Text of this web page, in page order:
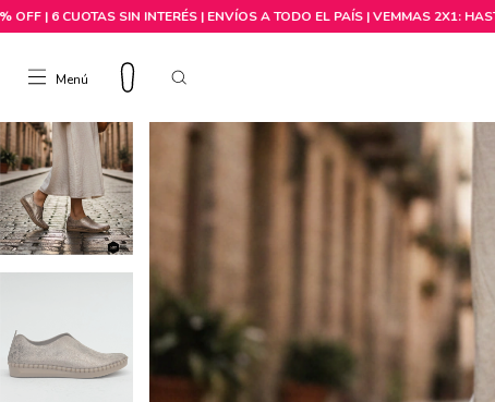
Menú Comprar por talle